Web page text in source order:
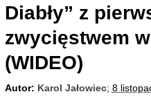
Diabły” z
zwycięstwem
(WIDEO)
Autor: Karol Jałowiec; 8